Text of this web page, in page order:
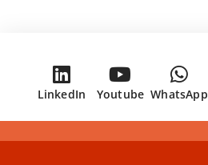
WhatsApp
Youtube
LinkedIn